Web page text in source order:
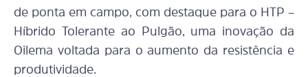
de ponta em campo, com destaque para o HTP –
Híbrido Tolerante ao Pulgão, uma inovação da
Oilema voltada para o aumento da resistência e
produtividade.